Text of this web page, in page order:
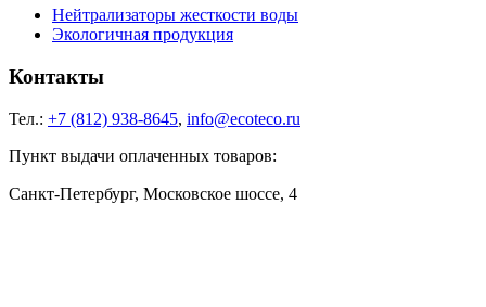
Нейтрализаторы жесткости воды
Экологичная продукция
Контакты
Тел.: +7 (812) 938-8645, info@ecoteco.ru
Пункт выдачи оплаченных товаров:
Санкт-Петербург, Московское шоссе, 4